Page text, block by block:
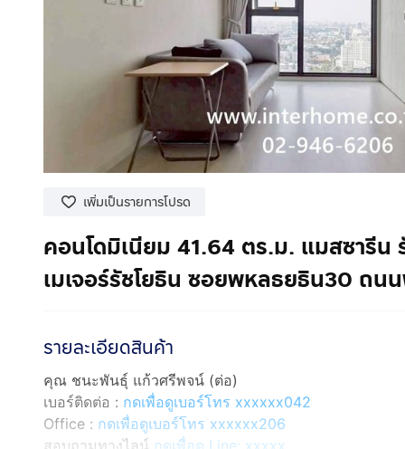
เพิ่มเป็นรายการโปรด
คอนโดมิเนียม 41.64 ตร.ม. แมสซารีน
เมเจอร์รัชโยธิน ซอยพหลธยธิน30 ถน
รายละเอียดสินค้า
คุณ ชนะพันธุ์ แก้วศรีพจน์ (ต่อ)
เบอร์ติดต่อ : กดเพื่อดูเบอร์โทร xxxxxx042
Office : กดเพื่อดูเบอร์โทร xxxxxx206
สอบถามทางไลน์ กดเพื่อดู Line: xxxxx